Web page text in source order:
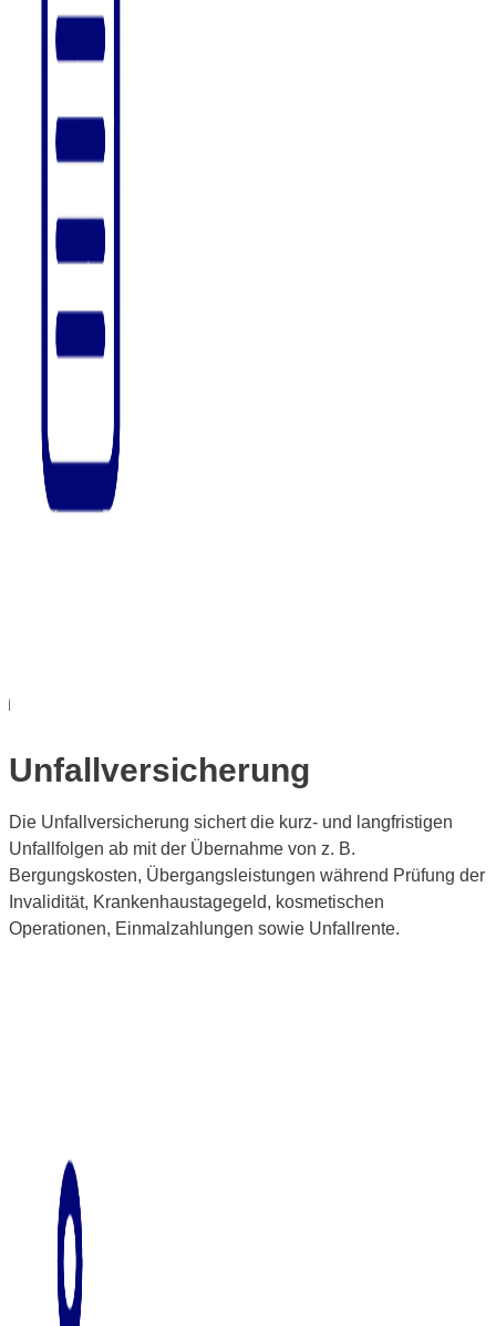
Unfallversicherung
Die Unfallversicherung sichert die kurz- und langfristigen
Unfallfolgen ab mit der Übernahme von z. B.
Bergungskosten, Übergangsleistungen während Prüfung der
Invalidität, Krankenhaustagegeld, kosmetischen
Operationen, Einmalzahlungen sowie Unfallrente.